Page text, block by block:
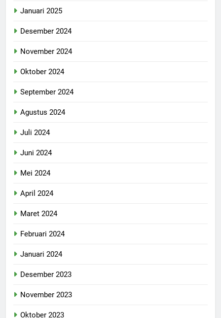
Januari 2025
Desember 2024
November 2024
Oktober 2024
September 2024
Agustus 2024
Juli 2024
Juni 2024
Mei 2024
April 2024
Maret 2024
Februari 2024
Januari 2024
Desember 2023
November 2023
Oktober 2023